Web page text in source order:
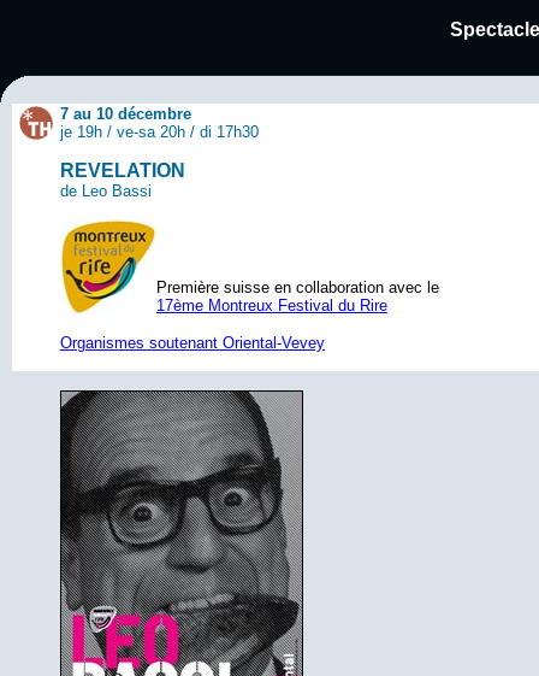
7 au 10 décembre
je 19h / ve-sa 20h / di 17h30
REVELATION
de Leo Bassi
Première suisse en collaboration avec le
17ème Montreux Festival du Rire
Organismes soutenant Oriental-Vevey